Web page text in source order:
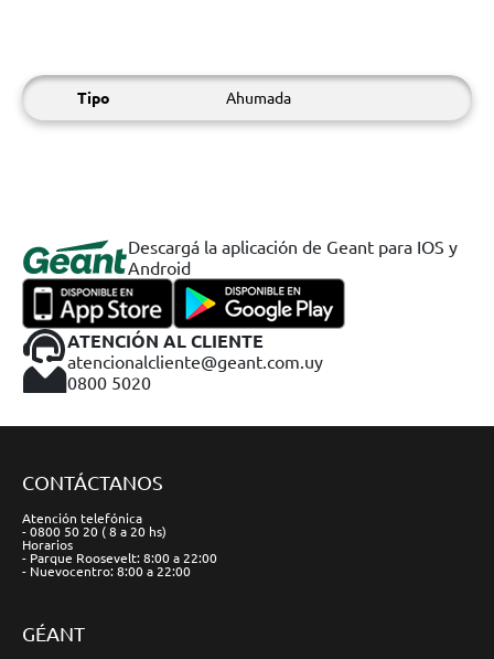
Tipo Ahumada
Descargá la aplicación de Geant para IOS y
Android
ATENCIÓN AL CLIENTE
atencionalcliente@geant.com.uy
0800 5020
CONTÁCTANOS
Atención telefónica
- 0800 50 20 ( 8 a 20 hs)
Horarios
- Parque Roosevelt: 8:00 a 22:00
- Nuevocentro: 8:00 a 22:00
GÉANT